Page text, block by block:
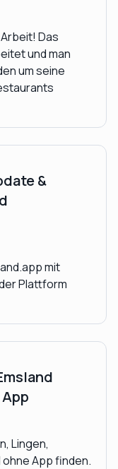
Das
und man
um seine
&
mit
Plattform
Lingen,
App finden.